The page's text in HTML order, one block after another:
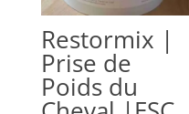
Restormix |
Prise de
Poids du